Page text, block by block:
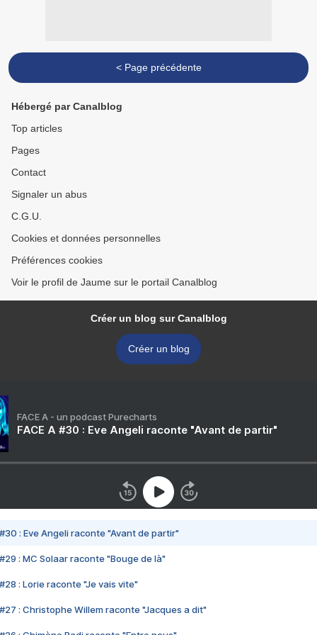
< Page précédente
Hébergé par Canalblog
Top articles
Pages
Contact
Signaler un abus
C.G.U.
Cookies et données personnelles
Préférences cookies
Voir le profil de Jaume sur le portail Canalblog
Créer un blog sur Canalblog
Créer un blog
FACE A - un podcast Purecharts
FACE A #30 : Eve Angeli raconte "Avant de partir"
#30 : Eve Angeli raconte "Avant de partir"
#29 : MC Solaar raconte "Bouge de là"
#28 : Lorie raconte "Je vais vite"
#27 : Christophe Willem raconte "Jacques a dit"